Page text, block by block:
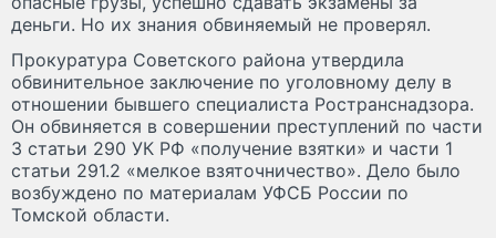
деньги. Но их знания обвиняемый не проверял.
Прокуратура Советского района утвердила
обвинительное заключение по уголовному делу в
отношении бывшего специалиста Ространснадзора.
Он обвиняется в совершении преступлений по части
3 статьи 290 УК РФ «получение взятки» и части 1
статьи 291.2 «мелкое взяточничество». Дело было
возбуждено по материалам УФСБ России по
Томской области.